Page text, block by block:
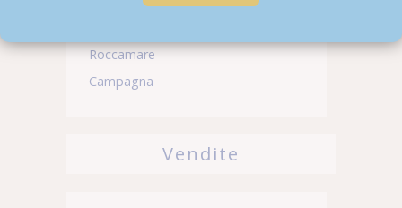
Roccamare
Campagna
Vendite